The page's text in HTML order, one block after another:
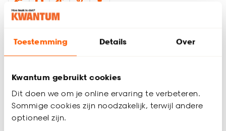
Toestemming Details Over
Kwantum gebruikt cookies
Dit doen we om je online ervaring te verbeteren.
Sommige cookies zijn noodzakelijk, terwijl andere
optioneel zijn.
Het Streep dierenkussen in een multicolor kleur is een zacht
en sfeervol dieren kussen voor je hond. Met een afmeting van
voldoende ruimte. Het is gemaakt van 100% polyester en
past perfect in elk interieur. Een ideaal honden kussen wat
zorgt voor rust en ontspanning bij jouw trouwe viervoeter.
Productspecificaties